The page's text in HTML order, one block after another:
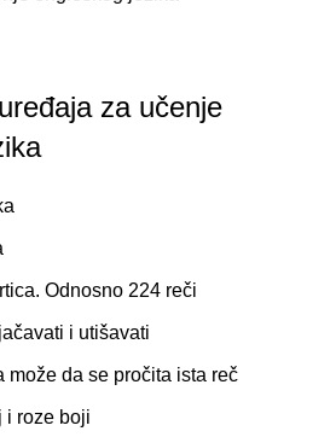
za učenje
Odnosno 224 reči
i utišavati
može da se pročita ista reč
i roze boji